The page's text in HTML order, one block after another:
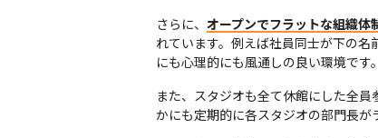
さらに、 オープンでフラットな組織体
れています。例えば社員同士が下の
にも心理的にも風通しの良い環境です。
また、スタジオも全て休館にした全
かにも定期的に各スタジオの部門長が